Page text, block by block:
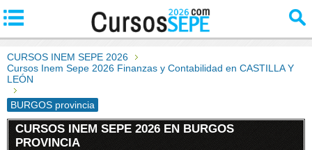
CURSOS INEM SEPE 2026
Cursos Inem Sepe 2026 Finanzas y Contabilidad en CASTILLA Y
LEÓN
BURGOS provincia
CURSOS INEM SEPE 2026 EN BURGOS
PROVINCIA